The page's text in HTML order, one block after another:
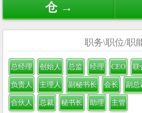
仓 →
职务\职位/职
总经理 创始人 总监 经理 CEO 联
负责人 主理人 副秘书长 会长 副总
合伙人 总裁 秘书长 助理 主管